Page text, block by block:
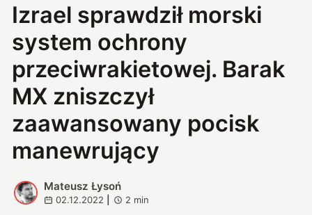
Izrael sprawdził morski
system ochrony
przeciwrakietowej. Barak
MX zniszczył
zaawansowany pocisk
manewrujący
M
Mateusz Łysoń
02.12.2022 2 min